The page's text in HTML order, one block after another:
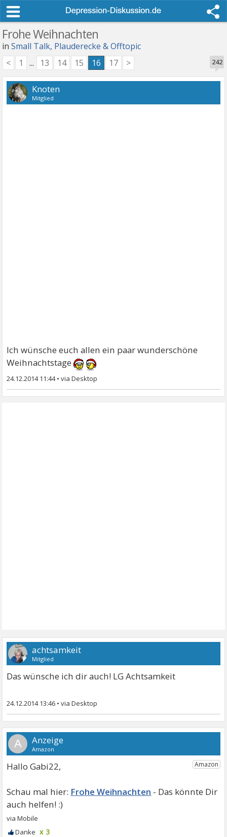
Frohe Weihnachten
inSmall Talk, Plauderecke & Offtopic
242
< 1 ... 13 14 15 16 17 >
Knoten
Mitglied
Ich wünsche euch allen ein paar wunderschöne
Weihnachtstage
24.12.2014 11:44•
achtsamkeit
Mitglied
Das wünsche ich dir auch! LG Achtsamkeit
24.12.2014 13:46 •
A
Hallo Gabi22,
Frohe Weihnachten
x 3